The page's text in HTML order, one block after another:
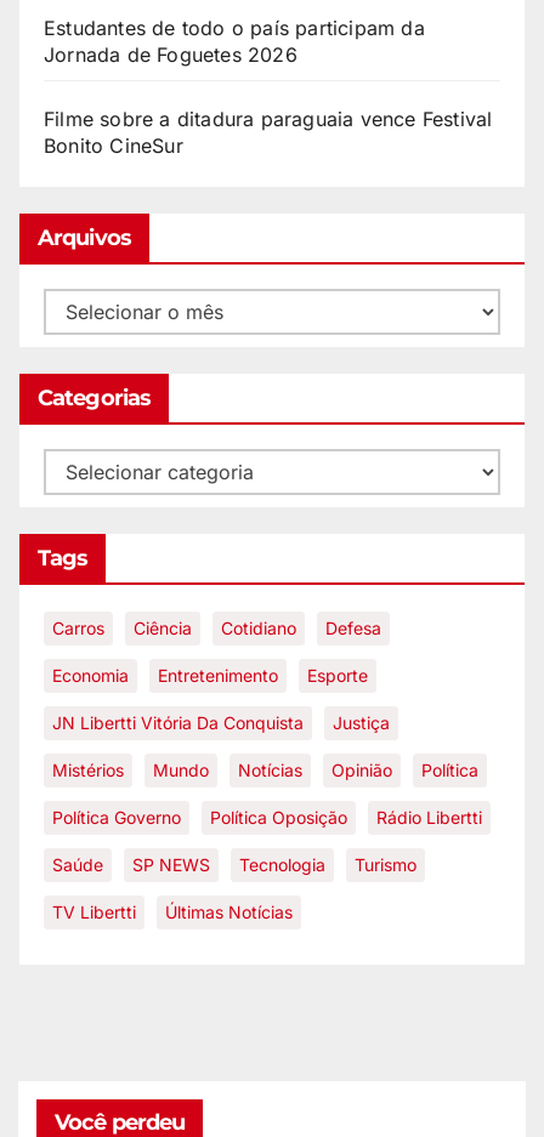
Estudantes de todo o país participam da
Jornada de Foguetes 2026
Filme sobre a ditadura paraguaia vence Festival
Bonito CineSur
Arquivos
Categorias
Tags
Carros Ciência Cotidiano Defesa
Economia Entretenimento Esporte
JN Libertti Vitória Da Conquista Justiça
Mistérios Mundo Notícias Opinião Política
Política Governo Política Oposição Rádio Libertti
Saúde SP NEWS Tecnologia Turismo
TV Libertti Últimas Notícias
Você perdeu